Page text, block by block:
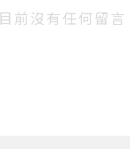
目前沒有任何留言